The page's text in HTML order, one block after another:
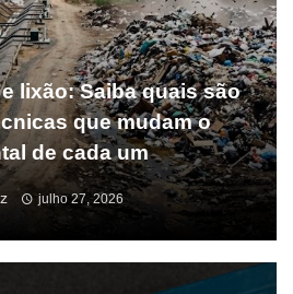
lixão: Saiba quais são
que mudam o
de cada um
julho 27, 2026